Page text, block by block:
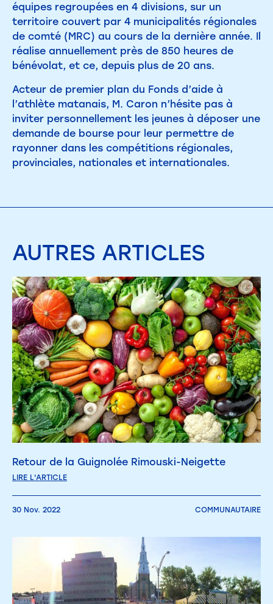
équipes regroupées en 4 divisions, sur un
territoire couvert par 4 municipalités régionales
de comté (MRC) au cours de la dernière année. Il
réalise annuellement près de 850 heures de
bénévolat, et ce, depuis plus de 20 ans.
Acteur de premier plan du Fonds d’aide à
l’athlète matanais, M. Caron n’hésite pas à
inviter personnellement les jeunes à déposer une
demande de bourse pour leur permettre de
rayonner dans les compétitions régionales,
provinciales, nationales et internationales.
AUTRES ARTICLES
Retour de la Guignolée Rimouski-Neigette
LIRE L'ARTICLE
30 Nov. 2022 COMMUNAUTAIRE